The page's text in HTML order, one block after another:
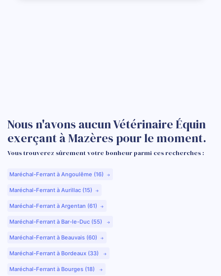
Nous n'avons aucun Vétérinaire Équin
exerçant à Mazères pour le moment.
Vous trouverez sûrement votre bonheur parmi ces recherches :
Maréchal-Ferrant à Angoulême (16)
Maréchal-Ferrant à Aurillac (15)
Maréchal-Ferrant à Argentan (61)
Maréchal-Ferrant à Bar-le-Duc (55)
Maréchal-Ferrant à Beauvais (60)
Maréchal-Ferrant à Bordeaux (33)
Maréchal-Ferrant à Bourges (18)